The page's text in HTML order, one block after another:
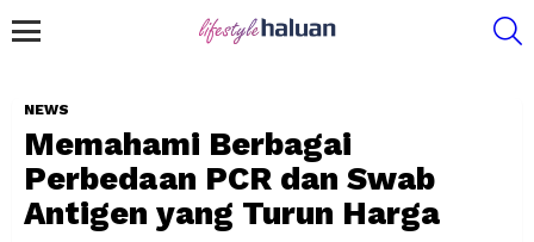
NEWS
Memahami Berbagai
Perbedaan PCR dan Swab
Antigen yang Turun Harga